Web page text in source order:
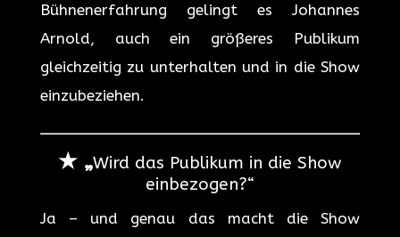
Bühnenerfahrung gelingt es Johannes
Arnold, auch ein größeres Publikum
gleichzeitig zu unterhalten und in die Show
einzubeziehen.
★ „Wird das Publikum in die Show
einbezogen?“
Ja – und genau das macht die Show